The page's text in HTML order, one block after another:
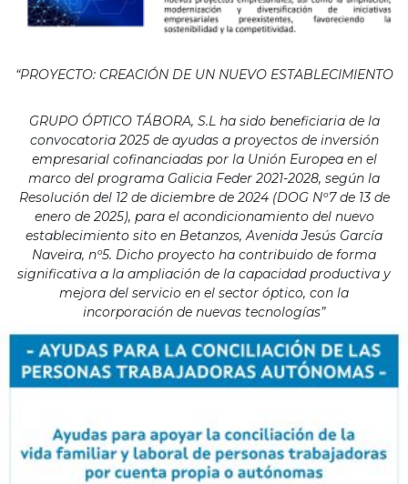
“PROYECTO: CREACIÓN DE UN NUEVO ESTABLECIMIENTO
GRUPO ÓPTICO TÁBORA, S.L ha sido beneficiaria de la
convocatoria 2025 de ayudas a proyectos de inversión
empresarial cofinanciadas por la Unión Europea en el
marco del programa Galicia Feder 2021-2028, según la
Resolución del 12 de diciembre de 2024 (DOG Nº7 de 13 de
enero de 2025), para el acondicionamiento del nuevo
establecimiento sito en Betanzos, Avenida Jesús García
Naveira, nº5. Dicho proyecto ha contribuido de forma
significativa a la ampliación de la capacidad productiva y
mejora del servicio en el sector óptico, con la
incorporación de nuevas tecnologías”